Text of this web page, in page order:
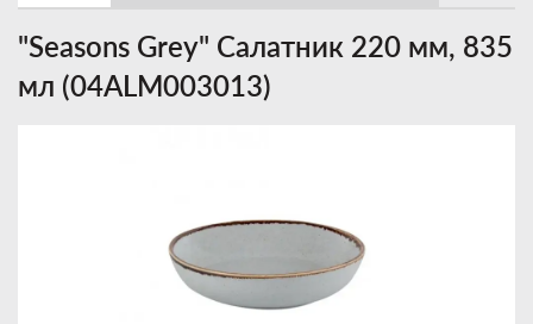
"Seasons Grey" Салатник 220 мм, 835
мл (04ALM003013)